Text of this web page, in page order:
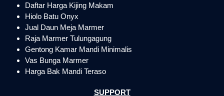
Daftar Harga Kijing Makam
Hiolo Batu Onyx
Jual Daun Meja Marmer
Raja Marmer Tulungagung
Gentong Kamar Mandi Minimalis
Vas Bunga Marmer
Harga Bak Mandi Teraso
SUPPORT